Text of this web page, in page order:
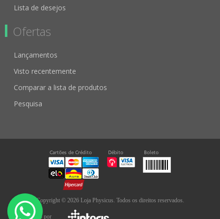
Lista de desejos
Ofertas
Lançamentos
Visto recentemente
Comparar a lista de produtos
Pesquisa
Copyright © 2026 Loja Physicus. Todos os direitos reservados.
Desenvolvido por